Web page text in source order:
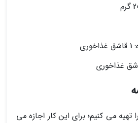
تهیه می کنیم؛ برای این کار اجازه می